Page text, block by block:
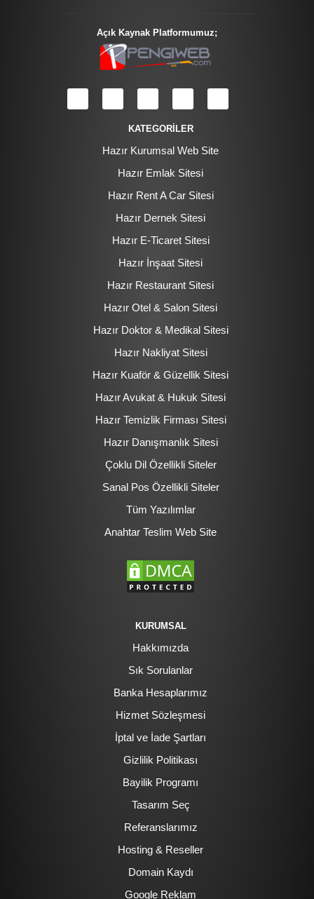
Açık Kaynak Platformumuz;
KATEGORİLER
Hazır Kurumsal Web Site
Hazır Emlak Sitesi
Hazır Rent A Car Sitesi
Hazır Dernek Sitesi
Hazır E-Ticaret Sitesi
Hazır İnşaat Sitesi
Hazır Restaurant Sitesi
Hazır Otel & Salon Sitesi
Hazır Doktor & Medikal Sitesi
Hazır Nakliyat Sitesi
Hazır Kuaför & Güzellik Sitesi
Hazır Avukat & Hukuk Sitesi
Hazır Temizlik Firması Sitesi
Hazır Danışmanlık Sitesi
Çoklu Dil Özellikli Siteler
Sanal Pos Özellikli Siteler
Tüm Yazılımlar
Anahtar Teslim Web Site
KURUMSAL
Hakkımızda
Sık Sorulanlar
Banka Hesaplarımız
Hizmet Sözleşmesi
İptal ve İade Şartları
Gizlilik Politikası
Bayilik Programı
Tasarım Seç
Referanslarımız
Hosting & Reseller
Domain Kaydı
Google Reklam